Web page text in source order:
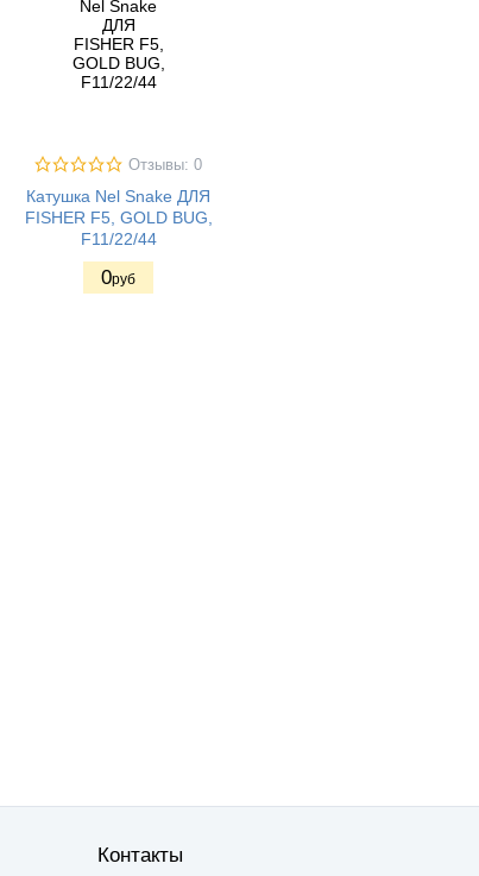
Отзывы: 0
Катушка Nel Snake ДЛЯ
FISHER F5, GOLD BUG,
F11/22/44
0руб
Контакты